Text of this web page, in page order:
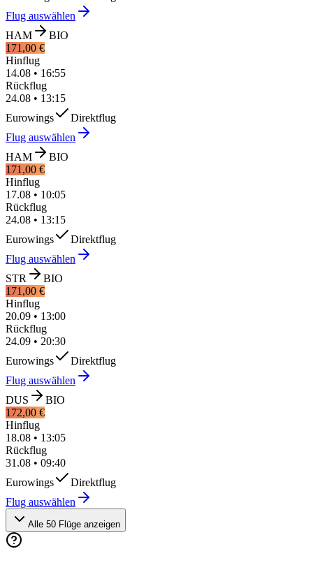
Flug auswählen
HAM
BIO
171,00 €
Hinflug
14.08 • 16:55
Rückflug
24.08 • 13:15
Eurowings
Direktflug
Flug auswählen
HAM
BIO
171,00 €
Hinflug
17.08 • 10:05
Rückflug
24.08 • 13:15
Eurowings
Direktflug
Flug auswählen
STR
BIO
171,00 €
Hinflug
20.09 • 13:00
Rückflug
24.09 • 20:30
Eurowings
Direktflug
Flug auswählen
DUS
BIO
172,00 €
Hinflug
18.08 • 13:05
Rückflug
31.08 • 09:40
Eurowings
Direktflug
Flug auswählen
Alle 50 Flüge anzeigen